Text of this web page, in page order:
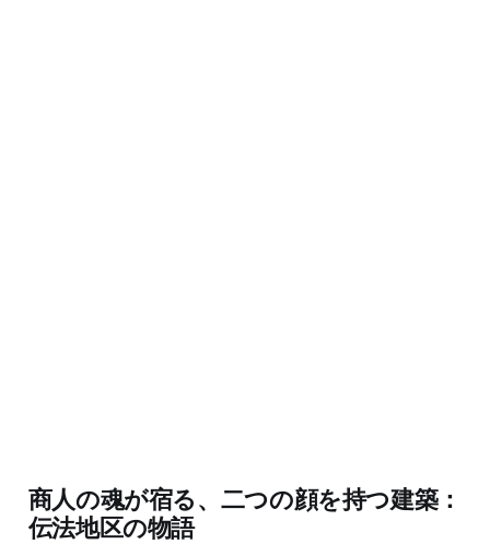
商人の魂が宿る、二つの顔を持つ建築：
伝法地区の物語